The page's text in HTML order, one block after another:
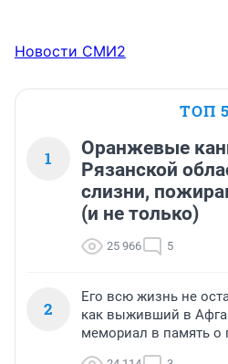
Новости СМИ2
ТОП 5
1
Оранжевые
Рязанской
слизни,
(и не только)
25 966 5
2
Его всю жизнь не
как выживший в
мемориал в память о